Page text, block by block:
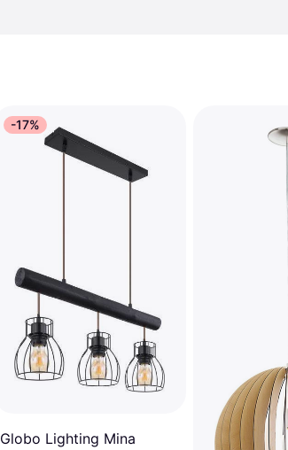
-17%
Globo Lighting Mina